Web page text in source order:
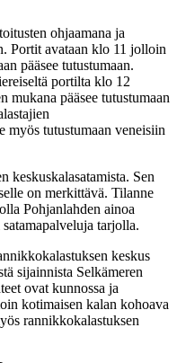
ohjaamana ja
Portit avataan klo 11 jolloin
pääsee tutustumaan.
portilta klo 12
mukana pääsee tutustumaan
myös tutustumaan veneisiin
keskuskalasatamista. Sen
on merkittävä. Tilanne
Pohjanlahden ainoa
tarjolla.
keskus
sijainnista Selkämeren
ovat kunnossa ja
kotimaisen kalan kohoava
rannikkokalastuksen